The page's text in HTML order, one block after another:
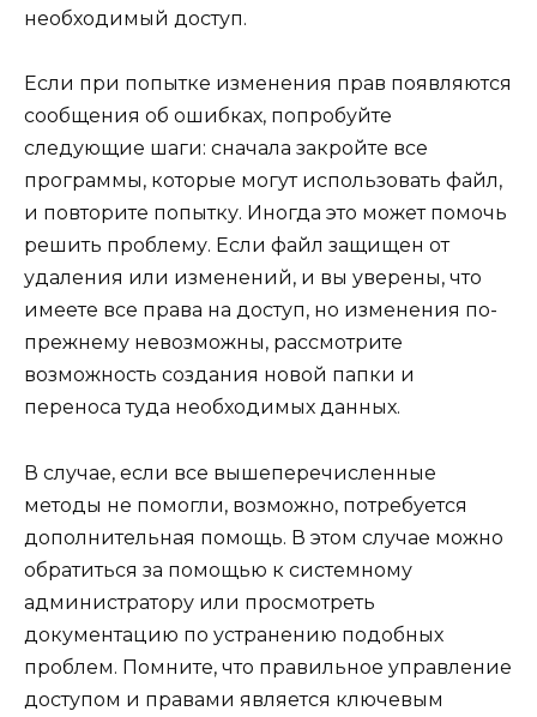
необходимый доступ.
Если при попытке изменения прав появляются
сообщения об ошибках, попробуйте
следующие шаги: сначала закройте все
программы, которые могут использовать файл,
и повторите попытку. Иногда это может помочь
решить проблему. Если файл защищен от
удаления или изменений, и вы уверены, что
имеете все права на доступ, но изменения по-
прежнему невозможны, рассмотрите
возможность создания новой папки и
переноса туда необходимых данных.
В случае, если все вышеперечисленные
методы не помогли, возможно, потребуется
дополнительная помощь. В этом случае можно
обратиться за помощью к системному
администратору или просмотреть
документацию по устранению подобных
проблем. Помните, что правильное управление
доступом и правами является ключевым